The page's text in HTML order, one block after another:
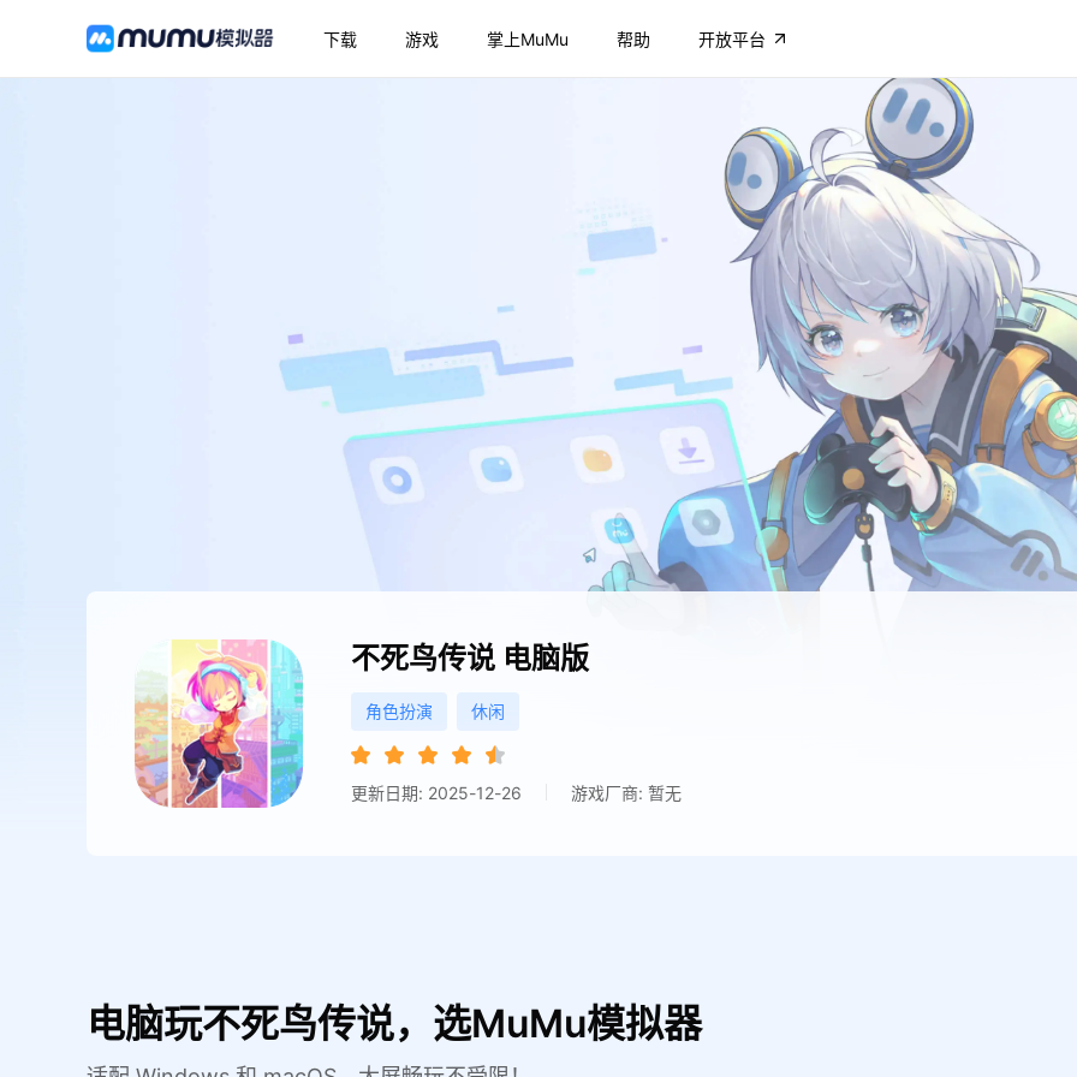
下载 游戏 掌上MuMu 帮助 开放平台
不死鸟传说 电脑版
角色扮演 休闲
更新日期: 2025-12-26 游戏厂商: 暂无
电脑玩不死鸟传说，选MuMu模拟器